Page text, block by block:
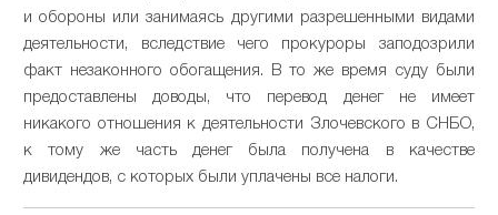
и обороны или занимаясь другими разрешенными видами
деятельности, вследствие чего прокуроры заподозрили
факт незаконного обогащения. В то же время суду были
предоставлены доводы, что перевод денег не имеет
никакого отношения к деятельности Злочевского в СНБО,
к тому же часть денег была получена в качестве
дивидендов, с которых были уплачены все налоги.